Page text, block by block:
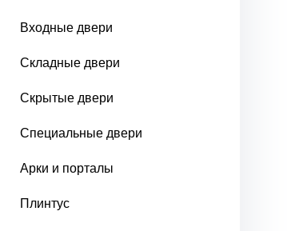
Входные двери
Складные двери
Скрытые двери
Специальные двери
Арки и порталы
Плинтус